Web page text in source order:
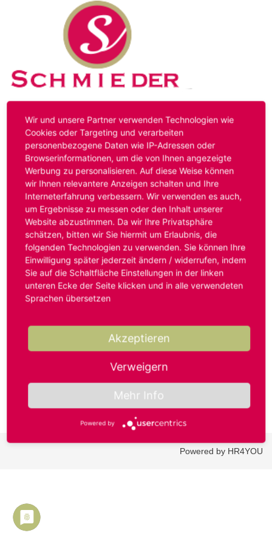
Kontakt Impressum Datenschutz
Hinweis:Das von ihnen aufgerufene Stellenangebot ist
bereits ausgelaufen. Alternative Stellenanzeigen finden
Sie unter:
www.schmieder-personal.de/stellenangebote
Oder Sie bewerben sich
initiativund wir suchen für Sie
passende Stellenangebote.
Anmelden
Benutzername oder E-Mail-Adresse*
Passwort*
Powered by HR4YOU
Wir und unsere Partner verwenden Technologien wie
Cookies oder Targeting und verarbeiten
personenbezogene Daten wie IP-Adressen oder
Browserinformationen, um die von Ihnen angezeigte
Werbung zu personalisieren. Auf diese Weise können
wir Ihnen relevantere Anzeigen schalten und Ihre
Interneterfahrung verbessern. Wir verwenden es auch,
um Ergebnisse zu messen oder den Inhalt unserer
Website abzustimmen. Da wir Ihre Privatsphäre
schätzen, bitten wir Sie hiermit um Erlaubnis, die
folgenden Technologien zu verwenden. Sie können Ihre
Einwilligung später jederzeit ändern / widerrufen, indem
Sie auf die Schaltfläche Einstellungen in der linken
unteren Ecke der Seite klicken und in alle verwendeten
Sprachen übersetzen
Akzeptieren
Verweigern
Mehr Info
Powered by